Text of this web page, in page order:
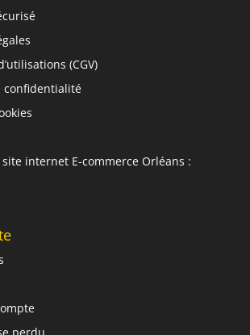
(CGV)
confidentialité
internet E-commerce Orléans :